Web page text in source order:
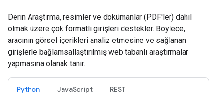
Derin Araştırma, resimler ve dokümanlar (PDF'ler) dahil
olmak üzere çok formatlı girişleri destekler. Böylece,
aracının görsel içerikleri analiz etmesine ve sağlanan
girişlerle bağlamsallaştırılmış web tabanlı araştırmalar
yapmasına olanak tanır.
Python JavaScript REST